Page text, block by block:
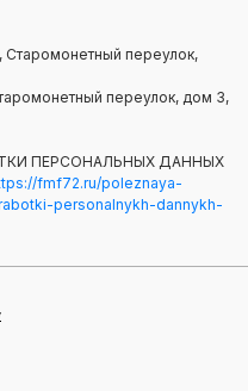
Старомонетный переулок,
переулок, дом 3,
ПЕРСОНАЛЬНЫХ ДАННЫХ
fmf72.ru/poleznaya-
personalnykh-dannykh-